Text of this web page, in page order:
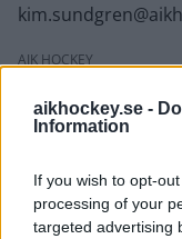
aikhockey.se -
Information
If you wish to opt-
processing of your
targeted advertising
AIK HOCKEY
LÄS NÄSTA